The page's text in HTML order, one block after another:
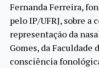
Fernanda Ferreira,
pelo IP/UFRJ, sobre
representação da
Gomes, da Faculdade
consciência